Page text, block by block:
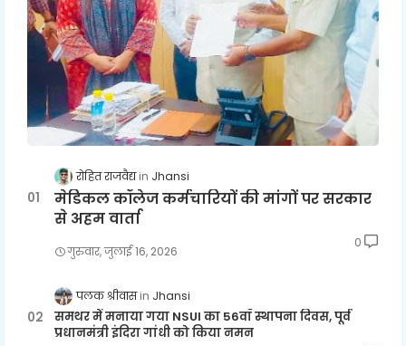
रोहित राजवैद्य Jhansi
मेडिकल कॉलेज कर्मचारियों की मांगों पर सरकार
से अहम वार्ता
गुरुवार, जुलाई 16, 2026
0
पलक श्रीवास Jhansi
समथर में मनाया गया NSUI का 56वाँ स्थापना दिवस, पूर्व
प्रधानमंत्री इंदिरा गांधी को किया नमन